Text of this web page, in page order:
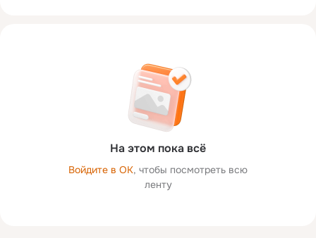
На этом пока всё
Войдите в ОК, чтобы посмотреть всю
ленту